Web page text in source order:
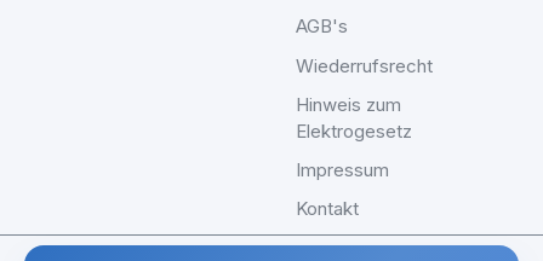
AGB's
Wiederrufsrecht
Hinweis zum
Elektrogesetz
Impressum
Kontakt